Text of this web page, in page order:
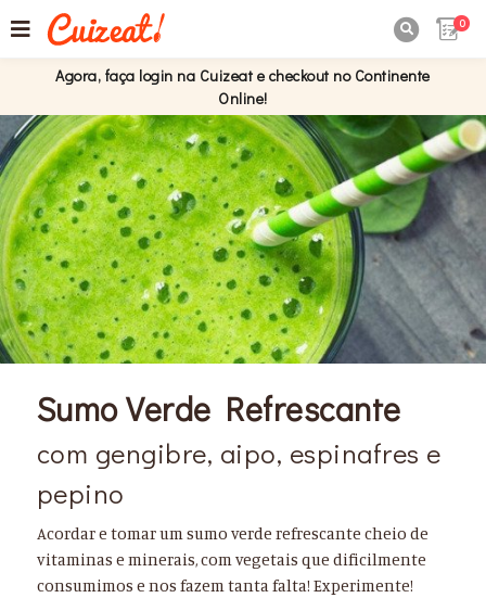
0
Agora, faça login na Cuizeat e checkout no Continente
Online!
Sumo Verde Refrescante
com gengibre, aipo, espinafres e
pepino
Acordar e tomar um sumo verde refrescante cheio de
vitaminas e minerais, com vegetais que dificilmente
consumimos e nos fazem tanta falta! Experimente!